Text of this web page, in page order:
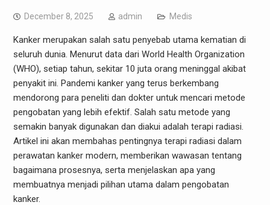
December 8, 2025 admin Medis
Kanker merupakan salah satu penyebab utama kematian di
seluruh dunia. Menurut data dari World Health Organization
(WHO), setiap tahun, sekitar 10 juta orang meninggal akibat
penyakit ini. Pandemi kanker yang terus berkembang
mendorong para peneliti dan dokter untuk mencari metode
pengobatan yang lebih efektif. Salah satu metode yang
semakin banyak digunakan dan diakui adalah terapi radiasi.
Artikel ini akan membahas pentingnya terapi radiasi dalam
perawatan kanker modern, memberikan wawasan tentang
bagaimana prosesnya, serta menjelaskan apa yang
membuatnya menjadi pilihan utama dalam pengobatan
kanker.